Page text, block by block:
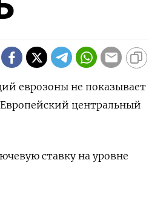
еврозоны не показывает
центральный
ставку на уровне